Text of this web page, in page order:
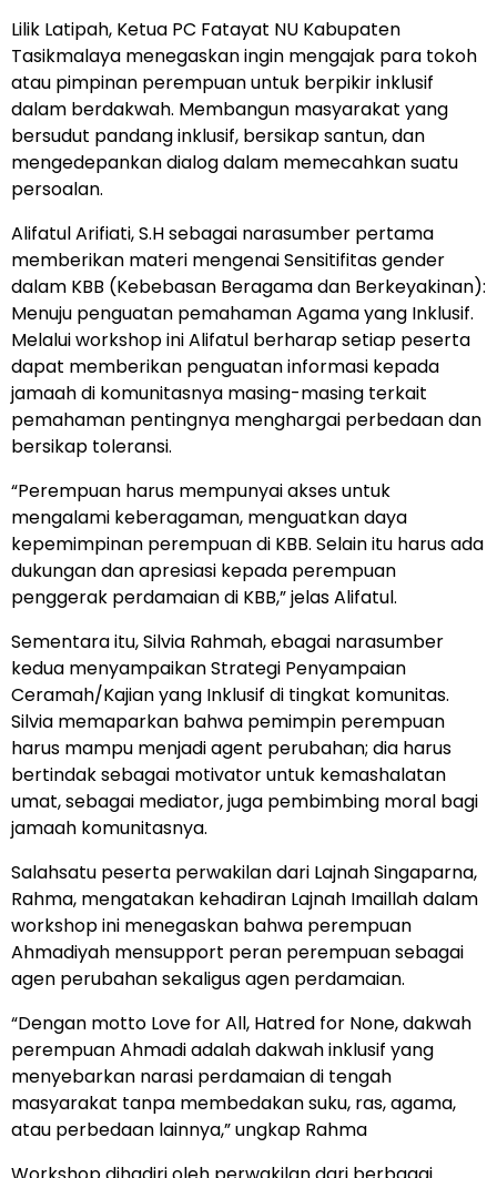
Lilik Latipah, Ketua PC Fatayat NU Kabupaten
Tasikmalaya menegaskan ingin mengajak para tokoh
atau pimpinan perempuan untuk berpikir inklusif
dalam berdakwah. Membangun masyarakat yang
bersudut pandang inklusif, bersikap santun, dan
mengedepankan dialog dalam memecahkan suatu
persoalan.
Alifatul Arifiati, S.H sebagai narasumber pertama
memberikan materi mengenai Sensitifitas gender
dalam KBB (Kebebasan Beragama dan Berkeyakinan):
Menuju penguatan pemahaman Agama yang Inklusif.
Melalui workshop ini Alifatul berharap setiap peserta
dapat memberikan penguatan informasi kepada
jamaah di komunitasnya masing-masing terkait
pemahaman pentingnya menghargai perbedaan dan
bersikap toleransi.
“Perempuan harus mempunyai akses untuk
mengalami keberagaman, menguatkan daya
kepemimpinan perempuan di KBB. Selain itu harus ada
dukungan dan apresiasi kepada perempuan
penggerak perdamaian di KBB,” jelas Alifatul.
Sementara itu, Silvia Rahmah, ebagai narasumber
kedua menyampaikan Strategi Penyampaian
Ceramah/Kajian yang Inklusif di tingkat komunitas.
Silvia memaparkan bahwa pemimpin perempuan
harus mampu menjadi agent perubahan; dia harus
bertindak sebagai motivator untuk kemashalatan
umat, sebagai mediator, juga pembimbing moral bagi
jamaah komunitasnya.
Salahsatu peserta perwakilan dari Lajnah Singaparna,
Rahma, mengatakan kehadiran Lajnah Imaillah dalam
workshop ini menegaskan bahwa perempuan
Ahmadiyah mensupport peran perempuan sebagai
agen perubahan sekaligus agen perdamaian.
“Dengan motto Love for All, Hatred for None, dakwah
perempuan Ahmadi adalah dakwah inklusif yang
menyebarkan narasi perdamaian di tengah
masyarakat tanpa membedakan suku, ras, agama,
atau perbedaan lainnya,” ungkap Rahma